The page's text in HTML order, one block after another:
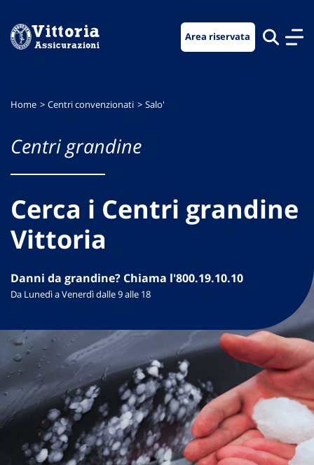
menu
contenuto
footer
Area riservata
Home Centri convenzionati Salo'
Centri grandine
Cerca i Centri grandine
Vittoria
Danni da grandine? Chiama l'800.19.10.10
Da Lunedì a Venerdì dalle 9 alle 18